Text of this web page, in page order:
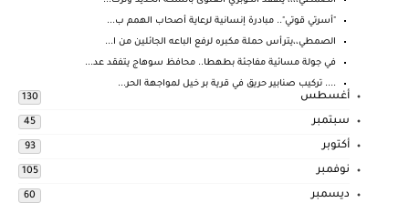
"أسرتي قوتي".. مبادرة إنسانية لرعاية أصحاب الهمم ب...
الصمطي،،يترأس حملة مكبره لرفع الباعه الجائلين من ا...
في جولة مسائية مفاجئة بطهطا.. محافظ سوهاج يتفقد عد...
.... تركيب صنابير حريق في قرية بر خيل لمواجهة الحر...
أغسطس 130
سبتمبر 45
أكتوبر 93
نوفمبر 105
ديسمبر 60